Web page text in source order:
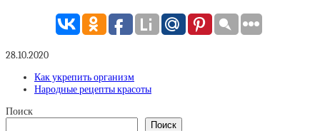
28.10.2020
Как укрепить организм
Народные рецепты красоты
Поиск
Поиск